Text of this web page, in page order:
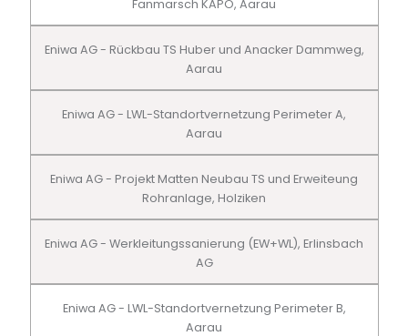
Fanmarsch KAPO, Aarau
Eniwa AG - Rückbau TS Huber und Anacker Dammweg,
Aarau
Eniwa AG - LWL-Standortvernetzung Perimeter A,
Aarau
Eniwa AG - Projekt Matten Neubau TS und Erweiteung
Rohranlage, Holziken
Eniwa AG - Werkleitungssanierung (EW+WL), Erlinsbach
AG
Eniwa AG - LWL-Standortvernetzung Perimeter B,
Aarau